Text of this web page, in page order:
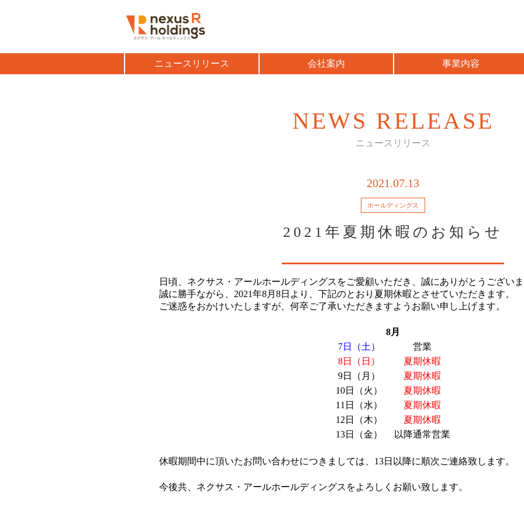
ニュースリリース 会社案内 事業内容
NEWS RELEASE
ニュースリリース
2021.07.13
ホールディングス
2021年夏期休暇のお知らせ
日頃、ネクサス・アールホールディングスをご愛顧いただき、誠にありがとうござい
誠に勝手ながら、2021年8月8日より、下記のとおり夏期休暇とさせていただきます。
ご迷惑をおかけいたしますが、何卒ご了承いただきますようお願い申し上げます
8月
7日（土）
営業
8日（日）
夏期休暇
9日（月）
夏期休暇
10日（火）
夏期休暇
11日（水）
夏期休暇
12日（木）
夏期休暇
13日（金）
以降通常営業
休暇期間中に頂いたお問い合わせにつきましては、13日以降に順次ご連絡致します。
今後共、ネクサス・アールホールディングスをよろしくお願い致します。